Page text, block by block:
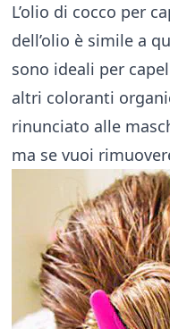
L’olio di cocco per
dell’olio è simile a
sono ideali per
altri coloranti
rinunciato alle
ma se vuoi